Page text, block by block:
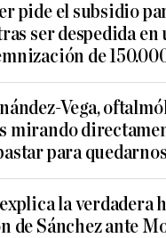
pide el subsidio
ser despedida
de
Vega,
mirando
para
la verdadera
de Sánchez ante